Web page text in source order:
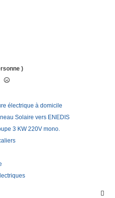
)
électrique à domicile
Solaire vers ENEDIS
3 KW 220V mono.
